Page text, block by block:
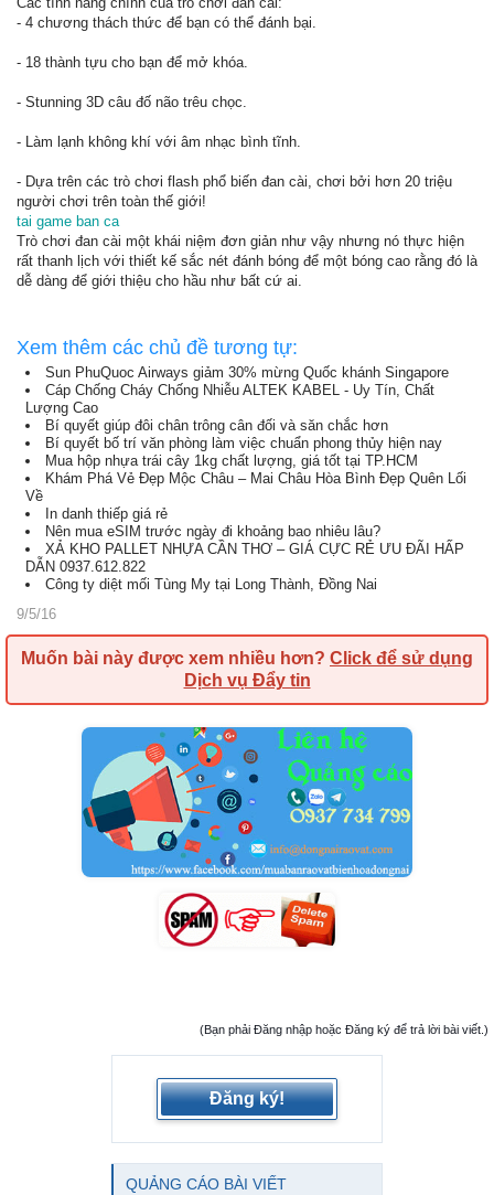
- 4 chương thách thức để bạn có thể đánh bại.
- 18 thành tựu cho bạn để mở khóa.
- Stunning 3D câu đố não trêu chọc.
- Làm lạnh không khí với âm nhạc bình tĩnh.
- Dựa trên các trò chơi flash phổ biến đan cài, chơi bởi hơn 20 triệu
người chơi trên toàn thế giới!
tai game ban ca
Trò chơi đan cài một khái niệm đơn giản như vậy nhưng nó thực hiện
rất thanh lịch với thiết kế sắc nét đánh bóng để một bóng cao rằng đó là
dễ dàng để giới thiệu cho hầu như bất cứ ai.
Xem thêm các chủ đề tương tự:
Sun PhuQuoc Airways giảm 30% mừng Quốc khánh Singapore
Cáp Chống Cháy Chống Nhiễu ALTEK KABEL - Uy Tín, Chất
Lượng Cao
Bí quyết giúp đôi chân trông cân đối và săn chắc hơn
Bí quyết bố trí văn phòng làm việc chuẩn phong thủy hiện nay
Mua hộp nhựa trái cây 1kg chất lượng, giá tốt tại TP.HCM
Khám Phá Vẻ Đẹp Mộc Châu – Mai Châu Hòa Bình Đẹp Quên Lối
Về
In danh thiếp giá rẻ
Nên mua eSIM trước ngày đi khoảng bao nhiêu lâu?
XẢ KHO PALLET NHỰA CẦN THƠ – GIÁ CỰC RẺ ƯU ĐÃI HẤP
DẪN 0937.612.822
Công ty diệt mối Tùng My tại Long Thành, Đồng Nai
9/5/16
Muốn bài này được xem nhiều hơn? Click để sử dụng
Dịch vụ Đẩy tin
(Bạn phải Đăng nhập hoặc Đăng ký để trả lời bài viết.)
Đăng ký!
QUẢNG CÁO BÀI VIẾT